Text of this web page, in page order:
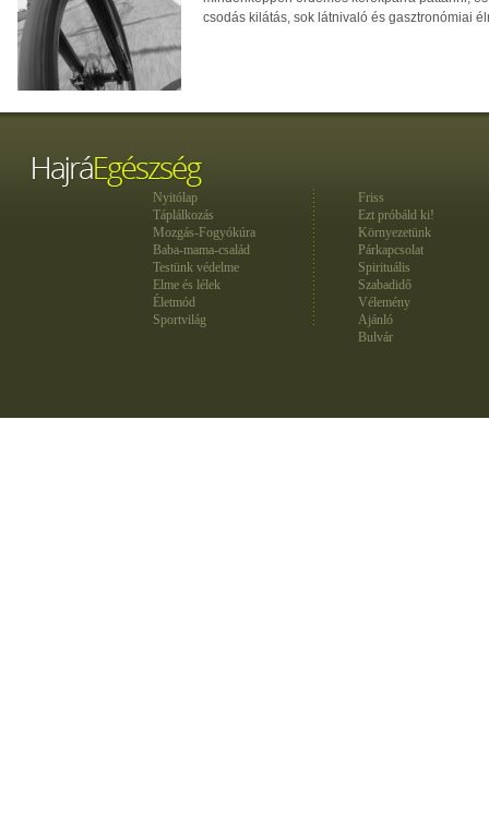
csodás kilátás, sok látnivaló és gasztronómiai
Nyitólap
Táplálkozás
Mozgás-Fogyókúra
Baba-mama-család
Testünk védelme
Elme és lélek
Életmód
Sportvilág
Friss
Ezt próbáld ki!
Környezetünk
Párkapcsolat
Spirituális
Szabadidő
Vélemény
Ajánló
Bulvár